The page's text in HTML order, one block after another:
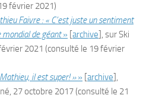
février 2021)
Faivre : « C’est juste un sentiment
de géant» archive , surSki
2021 (consulté le 19 février
il est super! »» archive ,
, 27 octobre 2017(consulté le 21